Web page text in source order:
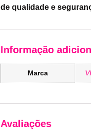
de qualidade e
Informação
Marca
Avaliações